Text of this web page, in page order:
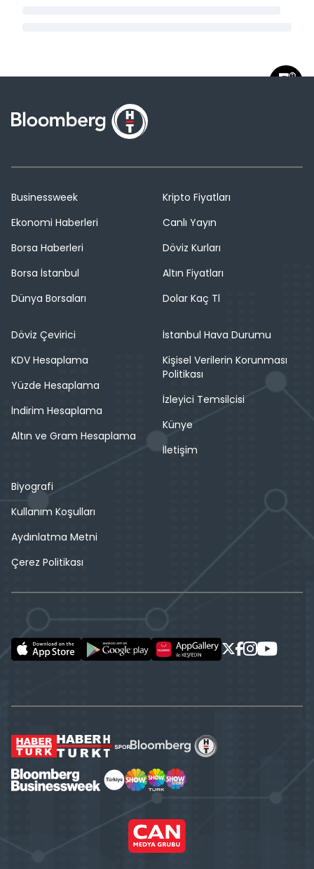
Businessweek
Ekonomi Haberleri
Borsa Haberleri
Borsa İstanbul
Dünya Borsaları
Kripto Fiyatları
Canlı Yayın
Döviz Kurları
Altın Fiyatları
Dolar Kaç Tl
Döviz Çevirici
KDV Hesaplama
Yüzde Hesaplama
İndirim Hesaplama
Altın ve Gram Hesaplama
İstanbul Hava Durumu
Kişisel Verilerin Korunması
Politikası
İzleyici Temsilcisi
Künye
İletişim
Biyografi
Kullanım Koşulları
Aydınlatma Metni
Çerez Politikası